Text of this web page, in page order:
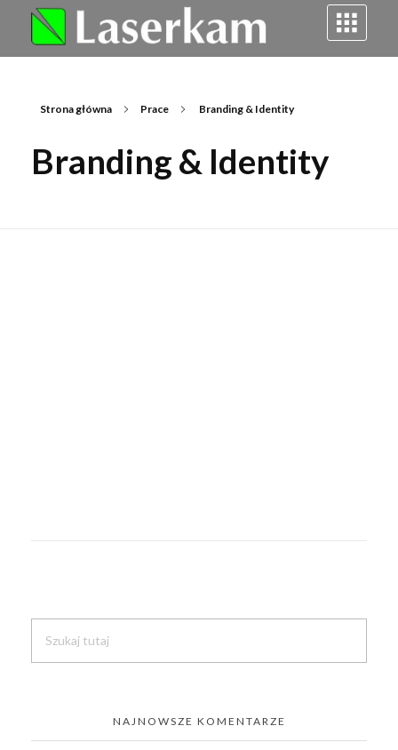
Laserkam - grawerowanie i cięcie laserowe
Strona główna Prace Branding & Identity
Branding & Identity
NAJNOWSZE KOMENTARZE